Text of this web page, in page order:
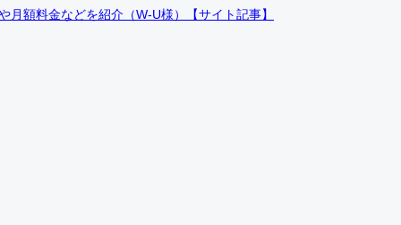
額料金などを紹介（W-U様）【サイト記事】